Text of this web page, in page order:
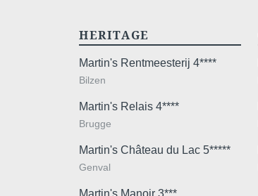
HERITAGE
Martin's Rentmeesterij 4****
Bilzen
Martin's Relais 4****
Brugge
Martin's Château du Lac 5*****
Genval